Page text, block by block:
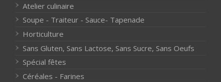
Atelier culinaire
Soupe - Traiteur - Sauce- Tapenade
Horticulture
Sans Gluten, Sans Lactose, Sans Sucre, Sans Oeufs
Spécial fêtes
Céréales - Farines